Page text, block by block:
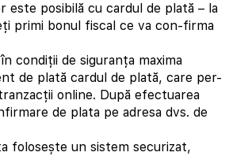
este posibilă cu cardul de plată – la
primi bonul fiscal ce va con-firma
condiții de siguranța maxima
de plată cardul de plată, care per-
online. După efectuarea
de plata pe adresa dvs. de
folosește un sistem securizat,